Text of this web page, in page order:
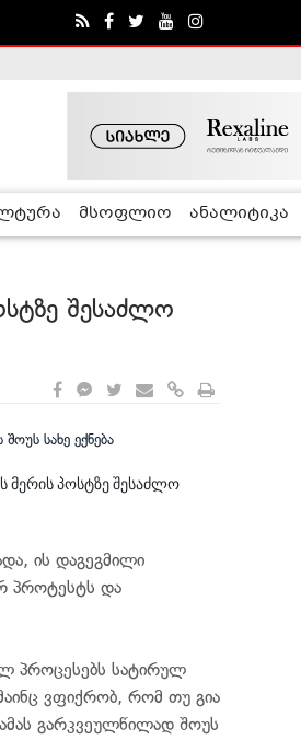
მსოფლიო ანალიტიკა
შესაძლო
მერის პოსტზე შესაძლო
ის დაგეგმილი
პროტესტს და
პროცესებს სატირულ
ვფიქრობ, რომ თუ გია
გარკვეულწილად შოუს